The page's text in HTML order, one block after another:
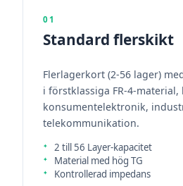
01
Standard flerskikt
Flerlagerkort (2-56 lager)
i förstklassiga FR-4-
konsumentelektronik,
telekommunikation.
2 till 56 Layer-kapacitet
Material med hög TG
Kontrollerad impedans